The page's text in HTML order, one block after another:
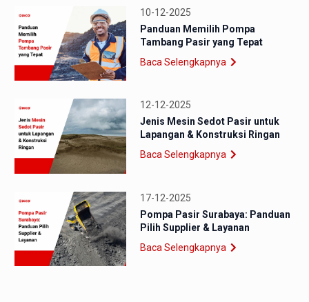
10-12-2025
Panduan Memilih Pompa
Tambang Pasir yang Tepat
Baca Selengkapnya
12-12-2025
Jenis Mesin Sedot Pasir untuk
Lapangan & Konstruksi Ringan
Baca Selengkapnya
17-12-2025
Pompa Pasir Surabaya: Panduan
Pilih Supplier & Layanan
Baca Selengkapnya